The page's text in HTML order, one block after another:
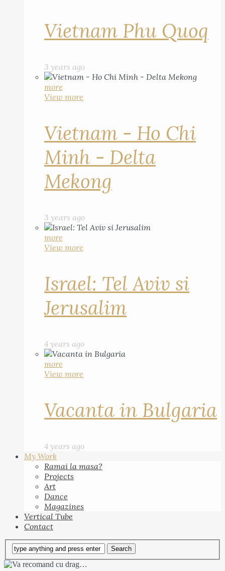
Vietnam Phu Quoq
3 years ago
more
View more
Vietnam - Ho Chi
Minh - Delta
Mekong
3 years ago
more
View more
Israel: Tel Aviv si
Jerusalim
4 years ago
more
View more
Vacanta in Bulgaria
4 years ago
My Work
Ramai la masa?
Projects
Art
Dance
Magazines
Vertical Tube
Contact